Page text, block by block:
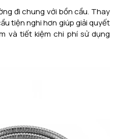
đi chung với bồn cầu. Thay
tiện nghi hơn giúp giải quyết
và tiết kiệm chi phí sử dụng